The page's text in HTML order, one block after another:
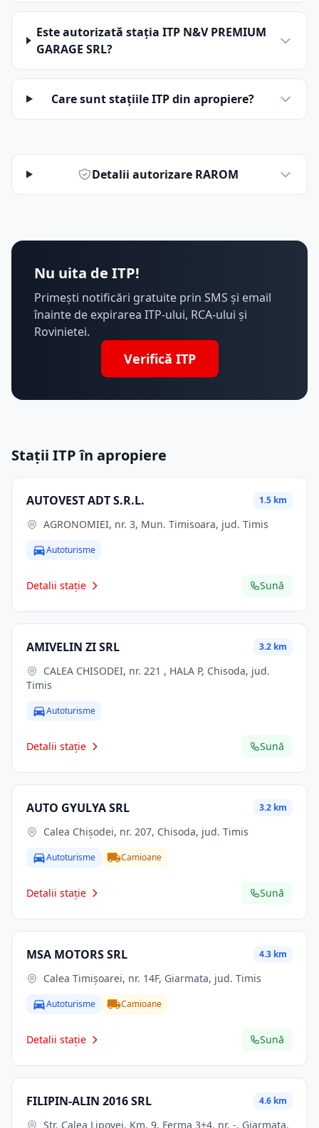
Este autorizată stația ITP N&V PREMIUM
GARAGE SRL?
Care sunt stațiile ITP din apropiere?
Detalii autorizare RAROM
Nu uita de ITP!
Primești notificări gratuite prin SMS și email
înainte de expirarea ITP-ului, RCA-ului și
Rovinietei.
Verifică ITP
Stații ITP în apropiere
AUTOVEST ADT S.R.L. 1.5 km
AGRONOMIEI, nr. 3, Mun. Timisoara, jud. Timis
Autoturisme
Detalii stație Sună
AMIVELIN ZI SRL 3.2 km
Timis
Autoturisme
Detalii stație Sună
AUTO GYULYA SRL 3.2 km
Calea Chișodei, nr. 207, Chisoda, jud. Timis
Autoturisme Camioane
Detalii stație Sună
MSA MOTORS SRL 4.3 km
Calea Timișoarei, nr. 14F, Giarmata, jud. Timis
Autoturisme Camioane
Detalii stație Sună
FILIPIN-ALIN 2016 SRL 4.6 km